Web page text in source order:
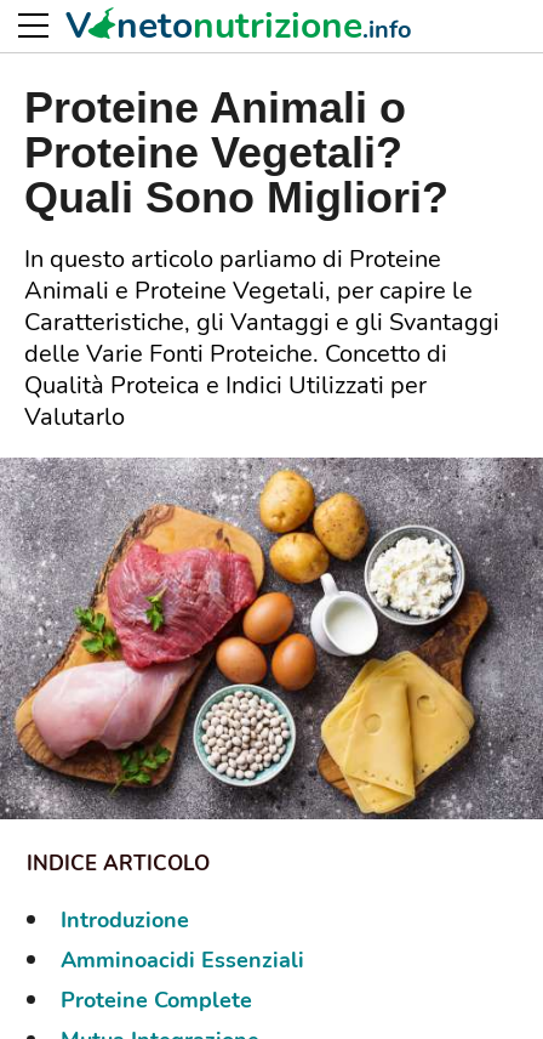
Proteine Animali o
Proteine Vegetali?
Quali Sono Migliori?
In questo articolo parliamo di Proteine
Animali e Proteine Vegetali, per capire le
Caratteristiche, gli Vantaggi e gli Svantaggi
delle Varie Fonti Proteiche. Concetto di
Qualità Proteica e Indici Utilizzati per
Valutarlo
Introduzione
Amminoacidi Essenziali
Proteine Complete
V netonutrizione.info